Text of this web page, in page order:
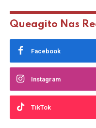
Queagito Nas
Facebook
Instagram
TikTok